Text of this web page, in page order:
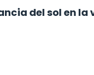
del sol en la